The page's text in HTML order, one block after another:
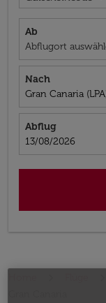
Ab
Abflugort
Nach
Gran Canaria
Abflug
fc-booking-
13/08/2026